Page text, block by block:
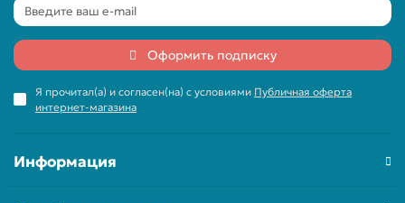
Оформить подписку
Я прочитал(а) и согласен(на) с условиями Публичная оферта
интернет-магазина
Информация